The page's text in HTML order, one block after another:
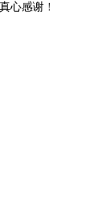
心感谢！